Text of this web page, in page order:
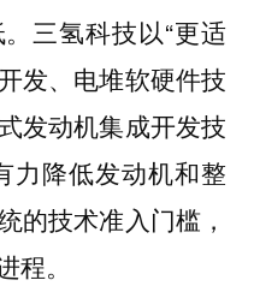
三氢科技以“更适
发、电堆软硬件技
发动机集成开发技
力降低发动机和整
的技术准入门槛，
。